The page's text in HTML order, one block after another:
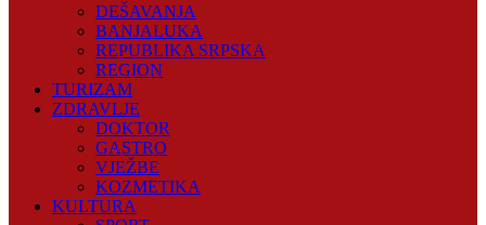
DEŠAVANJA
BANJALUKA
REPUBLIKA SRPSKA
REGION
TURIZAM
ZDRAVLJE
DOKTOR
GASTRO
VJEŽBE
KOZMETIKA
KULTURA